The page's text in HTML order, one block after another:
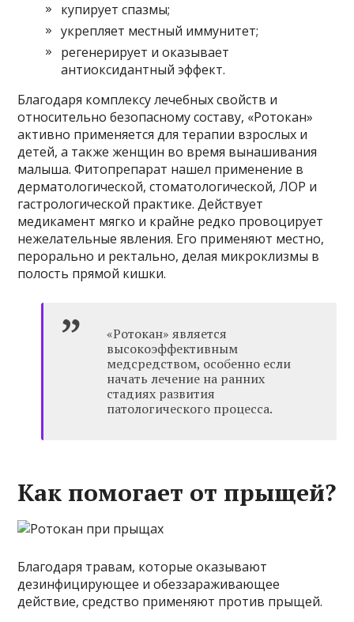
купирует спазмы;
укрепляет местный иммунитет;
регенерирует и оказывает
антиоксидантный эффект.
Благодаря комплексу лечебных свойств и
относительно безопасному составу, «Ротокан»
активно применяется для терапии взрослых и
детей, а также женщин во время вынашивания
малыша. Фитопрепарат нашел применение в
дерматологической, стоматологической, ЛОР и
гастрологической практике. Действует
медикамент мягко и крайне редко провоцирует
нежелательные явления. Его применяют местно,
перорально и ректально, делая микроклизмы в
полость прямой кишки.
«Ротокан» является
высокоэффективным
медсредством, особенно если
начать лечение на ранних
стадиях развития
патологического процесса.
Как помогает от прыщей?
Благодаря травам, которые оказывают
дезинфицирующее и обеззараживающее
действие, средство применяют против прыщей.